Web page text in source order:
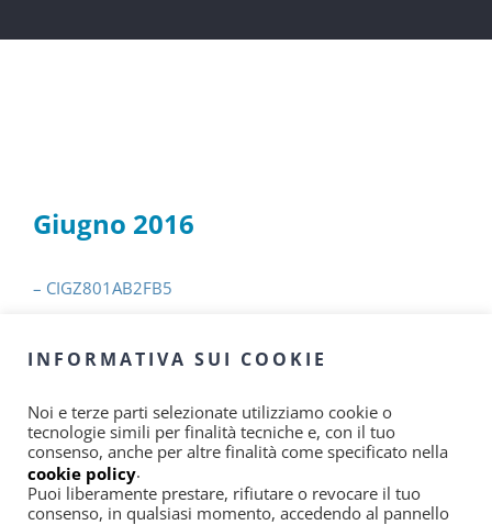
Giugno 2016
– CIGZ801AB2FB5
INFORMATIVA SUI COOKIE
Noi e terze parti selezionate utilizziamo cookie o
tecnologie simili per finalità tecniche e, con il tuo
consenso, anche per altre finalità come specificato nella
cookie policy.
Puoi liberamente prestare, rifiutare o revocare il tuo
consenso, in qualsiasi momento, accedendo al pannello